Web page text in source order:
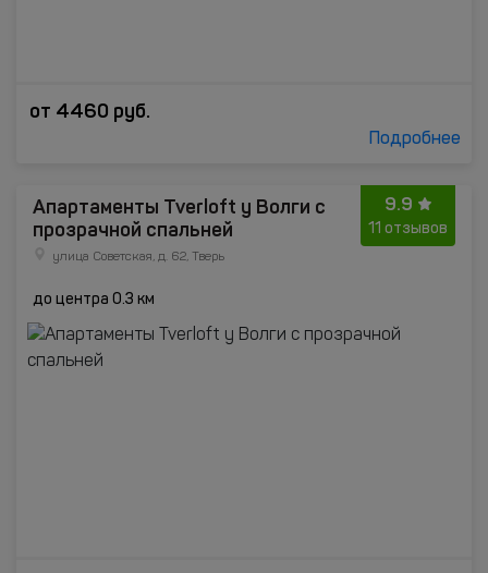
от 4460 руб.
Подробнее
9.9
11 отзывов
Апартаменты Tverloft у Волги с
прозрачной спальней
улица Советская, д. 62, Тверь
до центра 0.3 км